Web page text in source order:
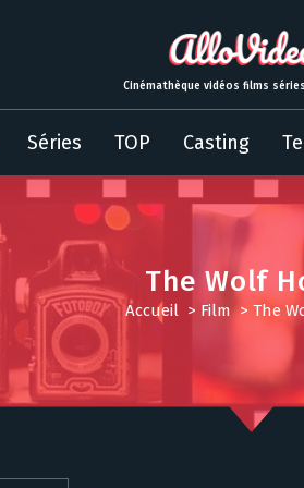
Cinémathèque vidéos films
Séries TOP Casting
The Wolf
Accueil > Film> The